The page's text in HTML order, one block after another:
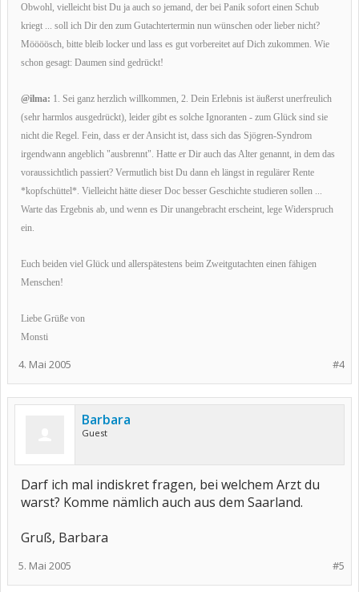
Obwohl, vielleicht bist Du ja auch so jemand, der bei Panik sofort einen Schub
kriegt ... soll ich Dir den zum Gutachtertermin nun wünschen oder lieber nicht?
Möööösch, bitte bleib locker und lass es gut vorbereitet auf Dich zukommen. Wie
schon gesagt: Daumen sind gedrückt!
@ilma: 1. Sei ganz herzlich willkommen, 2. Dein Erlebnis ist äußerst unerfreulich
(sehr harmlos ausgedrückt), leider gibt es solche Ignoranten - zum Glück sind sie
nicht die Regel. Fein, dass er der Ansicht ist, dass sich das Sjögren-Syndrom
irgendwann angeblich "ausbrennt". Hatte er Dir auch das Alter genannt, in dem das
voraussichtlich passiert? Vermutlich bist Du dann eh längst in regulärer Rente
*kopfschüttel*. Vielleicht hätte dieser Doc besser Geschichte studieren sollen ...
Warte das Ergebnis ab, und wenn es Dir unangebracht erscheint, lege Widerspruch
ein.
Euch beiden viel Glück und allerspätestens beim Zweitgutachten einen fähigen
Menschen!
Liebe Grüße von
Monsti
#4
4. Mai 2005
Barbara
Guest
Darf ich mal indiskret fragen, bei welchem Arzt du
warst? Komme nämlich auch aus dem Saarland.
Gruß, Barbara
#5
5. Mai 2005